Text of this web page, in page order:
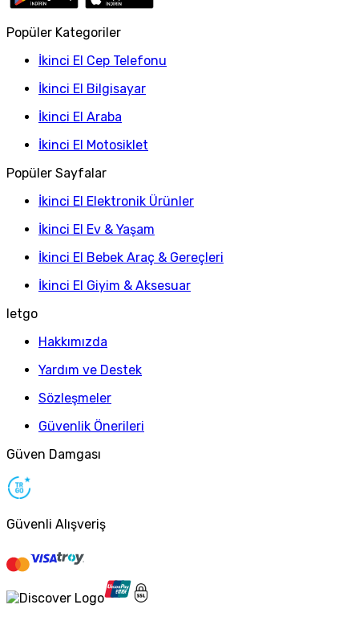
Popüler Kategoriler
İkinci El Cep Telefonu
İkinci El Bilgisayar
İkinci El Araba
İkinci El Motosiklet
Popüler Sayfalar
İkinci El Elektronik Ürünler
İkinci El Ev & Yaşam
İkinci El Bebek Araç & Gereçleri
İkinci El Giyim & Aksesuar
letgo
Hakkımızda
Yardım ve Destek
Sözleşmeler
Güvenlik Önerileri
Güven Damgası
Güvenli Alışveriş